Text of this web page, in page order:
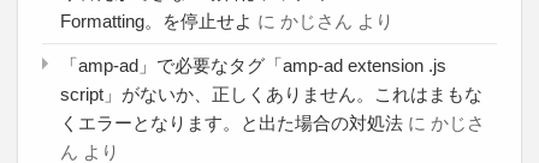
Formatting。を停止せよ に かじさん より
「amp-ad」で必要なタグ「amp-ad extension .js
script」がないか、正しくありません。これはまもな
くエラーとなります。と出た場合の対処法 に かじさ
ん より